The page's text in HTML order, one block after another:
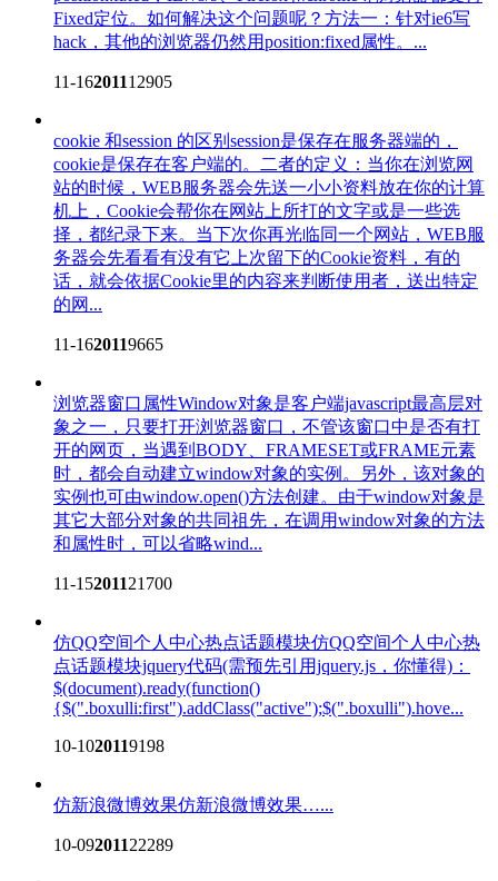
Fixed定位。如何解决这个问题呢？方法一：针对ie6写
hack，其他的浏览器仍然用position:fixed属性。...
11-16201112905
cookie 和session 的区别 session是保存在服务器端的，
cookie是保存在客户端的。二者的定义：当你在浏览网
站的时候，WEB服务器会先送一小小资料放在你的计算
机上，Cookie会帮你在网站上所打的文字或是一些选
择，都纪录下来。当下次你再光临同一个网站，WEB服
务器会先看看有没有它上次留下的Cookie资料，有的
话，就会依据Cookie里的内容来判断使用者，送出特定
的网...
11-1620119665
浏览器窗口属性Window对象是客户端javascript最高层对
象之一，只要打开浏览器窗口，不管该窗口中是否有打
开的网页，当遇到BODY、FRAMESET或FRAME元素
时，都会自动建立window对象的实例。另外，该对象的
实例也可由window.open()方法创建。由于window对象是
其它大部分对象的共同祖先，在调用window对象的方法
和属性时，可以省略wind...
11-15201121700
仿QQ空间个人中心热点话题模块仿QQ空间个人中心热
点话题模块jquery代码(需预先引用jquery.js，你懂得)：
$(document).ready(function()
{$(".boxulli:first").addClass("active");$(".boxulli").hove...
10-1020119198
仿新浪微博效果仿新浪微博效果…...
10-09201122289